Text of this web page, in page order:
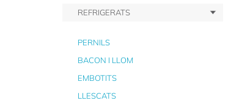
REFRIGERATS
PERNILS
BACON I LLOM
EMBOTITS
LLESCATS